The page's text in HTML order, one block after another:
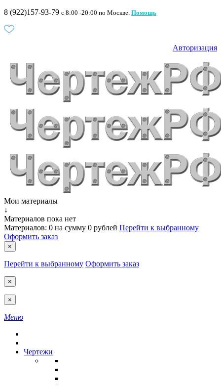
8 (922)157-93-79 c 8:00 -20:00 по Москве. Помощь
Авторизация
Мои материалы
↓
Материалов пока нет
Материалов: 0 на сумму 0 рублей Перейти к выбранному
Оформить заказ
×
Перейти к выбранному Оформить заказ
×
×
Меню
Чертежи